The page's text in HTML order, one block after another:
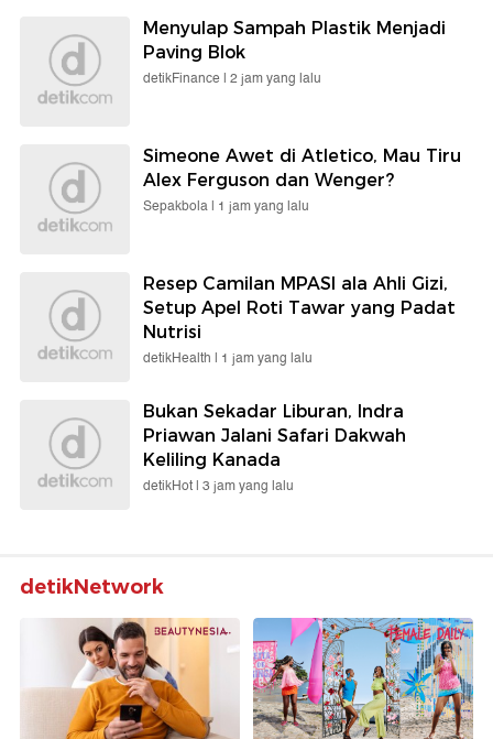
Menyulap Sampah Plastik Menjadi
Paving Blok
detikFinance | 2 jam yang lalu
Simeone Awet di Atletico, Mau Tiru
Alex Ferguson dan Wenger?
Sepakbola | 1 jam yang lalu
Resep Camilan MPASI ala Ahli Gizi,
Setup Apel Roti Tawar yang Padat
Nutrisi
detikHealth | 1 jam yang lalu
Bukan Sekadar Liburan, Indra
Priawan Jalani Safari Dakwah
Keliling Kanada
detikHot | 3 jam yang lalu
detikNetwork